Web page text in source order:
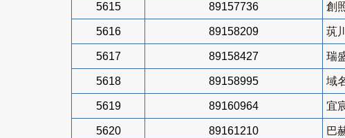
5615 89157736 創
5616 89158209 茿
5617 89158427 瑞
5618 89158995 域
5619 89160964 宜
5620 89161210 巴